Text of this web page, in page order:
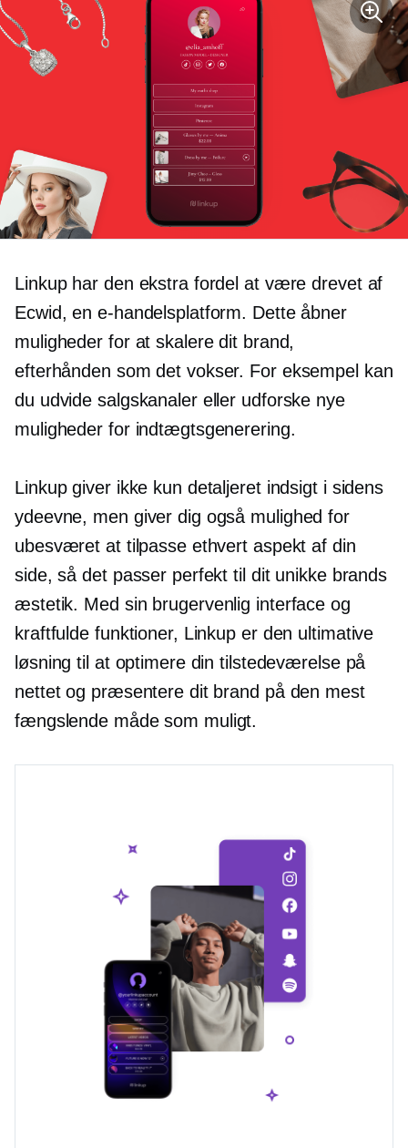
Linkup har den ekstra fordel at være drevet af
Ecwid, en e-handelsplatform. Dette åbner
muligheder for at skalere dit brand,
efterhånden som det vokser. For eksempel kan
du udvide salgskanaler eller udforske nye
muligheder for indtægtsgenerering.
Linkup giver ikke kun detaljeret indsigt i sidens
ydeevne, men giver dig også mulighed for
ubesværet at tilpasse ethvert aspekt af din
side, så det passer perfekt til dit unikke brands
æstetik. Med sin brugervenlig interface og
kraftfulde funktioner, Linkup er den ultimative
løsning til at optimere din tilstedeværelse på
nettet og præsentere dit brand på den mest
fængslende måde som muligt.